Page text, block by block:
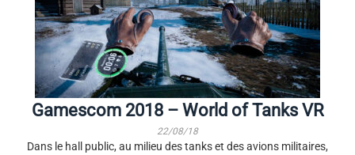
Gamescom 2018 – World of Tanks VR
22/08/18
Dans le hall public, au milieu des tanks et des avions militaires,